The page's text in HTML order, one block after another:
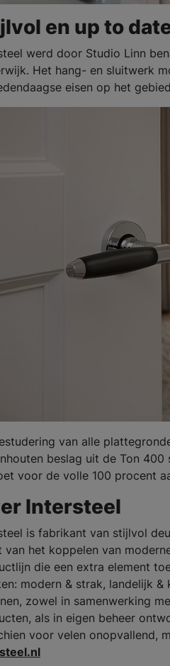
en up to
werd door Studio Linn
Het hang- en sluitwerk
eisen op het
van alle
beslag uit de Ton
voor de volle 100 procent
Intersteel
is fabrikant van stijlvol
van het koppelen van
die een extra element
modern & strak, landelijk
zowel in samenwerking
als in eigen beheer
voor velen onopvallend,